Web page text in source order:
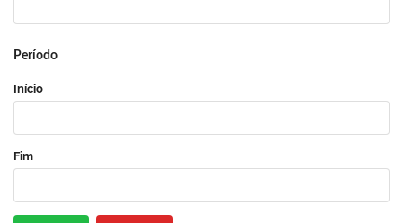
Período
Início
Fim